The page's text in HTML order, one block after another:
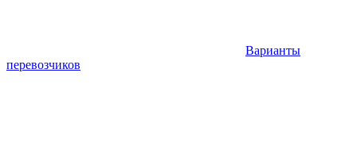
Варианты
перевозчиков